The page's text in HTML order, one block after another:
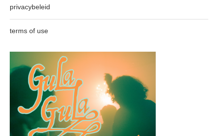
privacybeleid
terms of use